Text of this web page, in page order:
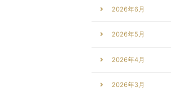
2026年6月
2026年5月
2026年4月
2026年3月